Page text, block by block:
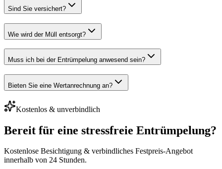
Sind Sie versichert?
Wie wird der Müll entsorgt?
Muss ich bei der Entrümpelung anwesend sein?
Bieten Sie eine Wertanrechnung an?
Kostenlos & unverbindlich
Bereit für eine stressfreie Entrümpelung?
Kostenlose Besichtigung & verbindliches Festpreis-Angebot
innerhalb von 24 Stunden.